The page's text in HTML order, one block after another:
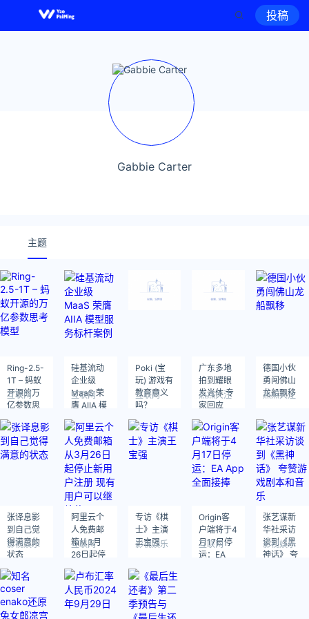
投稿
Gabbie Carter
主题
Ring-2.5-
1T – 蚂蚁
开源的万
亿参数思
考模型
互联网
硅基流动
企业级
MaaS 荣
膺 AIIA 模
型服务标
杆案例
互联网
Poki (宝
玩) 游戏有
教育意义
吗？
互联网
广东多地
拍到耀眼
发光体 专
家回应
热点关注
德国小伙
勇闯佛山
龙船飘移
热点关注
张译息影
到自己觉
得满意的
状态
影视娱乐
阿里云个
人免费邮
箱从3月
26日起停
止新用户
注册 现有
用户可以
继续使用
互联网
专访《棋
士》主演
王宝强
影视娱乐
Origin客
户端将于4
月17日停
运：EA
互联网
张艺谋新
华社采访
谈到《黑
神话》 夸
影视娱乐